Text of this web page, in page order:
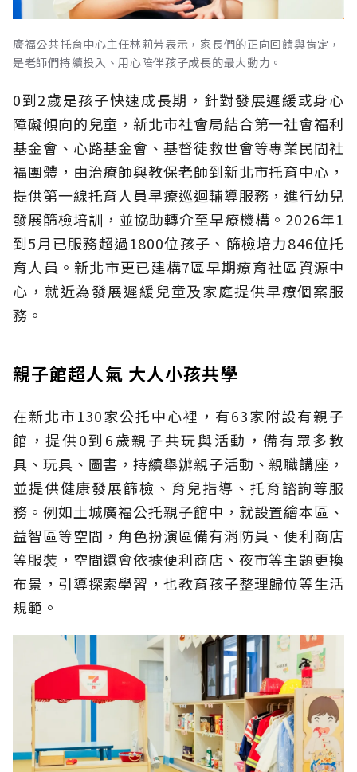
廣福公共托育中心主任林莉芳表示，家長們的正向回饋與肯定，
是老師們持續投入、用心陪伴孩子成長的最大動力。
0到2歲是孩子快速成長期，針對發展遲緩或身心
障礙傾向的兒童，新北市社會局結合第一社會福利
基金會、心路基金會、基督徒救世會等專業民間社
福團體，由治療師與教保老師到新北市托育中心，
提供第一線托育人員早療巡迴輔導服務，進行幼兒
發展篩檢培訓，並協助轉介至早療機構。2026年1
到5月已服務超過1800位孩子、篩檢培力846位托
育人員。新北市更已建構7區早期療育社區資源中
心，就近為發展遲緩兒童及家庭提供早療個案服
務。
親子館超人氣 大人小孩共學
在新北市130家公托中心裡，有63家附設有親子
館，提供0到6歲親子共玩與活動，備有眾多教
具、玩具、圖書，持續舉辦親子活動、親職講座，
並提供健康發展篩檢、育兒指導、托育諮詢等服
務。例如土城廣福公托親子館中，就設置繪本區、
益智區等空間，角色扮演區備有消防員、便利商店
等服裝，空間還會依據便利商店、夜市等主題更換
布景，引導探索學習，也教育孩子整理歸位等生活
規範。